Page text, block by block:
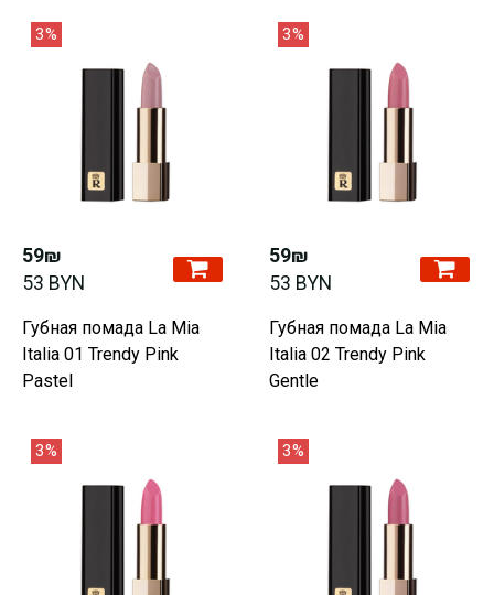
3%
59₪
53 BYN
Губная помада La Mia
Italia 01 Trendy Pink
Pastel
3%
59₪
53 BYN
Губная помада La Mia
Italia 02 Trendy Pink
Gentle
3% 3%